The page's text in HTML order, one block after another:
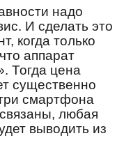
надо
И сделать это
когда только
аппарат
Тогда цена
существенно
смартфона
любая
выводить из